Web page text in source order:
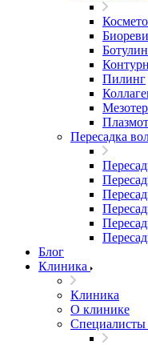
Пилинг
Пересадка
Блог
Клиника
Клиника
О клинике
Специалисты